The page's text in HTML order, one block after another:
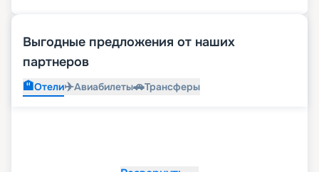
Выгодные предложения от наших
партнеров
🏨Отели✈️Авиабилеты🚗Трансферы